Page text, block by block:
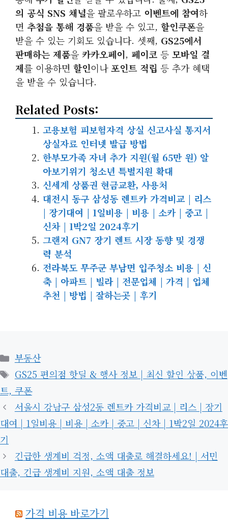
의 공식 SNS 채널을 팔로우하고 이벤트에 참여하
면 추첨을 통해 경품을 받을 수 있고, 할인쿠폰을
받을 수 있는 기회도 있습니다. 셋째, GS25에서
판매하는 제품을카카오페이, 페이코 등 모바일 결
제를 이용하면 할인이나포인트 적립 등 추가 혜택
을 받을 수 있습니다.
Related Posts:
고용보험 피보험자격 상실 신고사실 통지서
상실자료 인터넷 발급 방법
한부모가족 자녀 추가 지원(월 65만 원) 알
아보기위기 청소년 특별지원 확대
신세계 상품권 현금교환, 사용처
대전시 동구 삼성동 렌트카 가격비교 | 리스
| 장기대여 | 1일비용 | 비용 | 소카 | 중고 |
신차 | 1박2일 2024후기
그랜저 GN7 장기 렌트 시장 동향 및 경쟁
력 분석
전라북도 무주군 부남면 입주청소 비용 | 신
축 | 아파트 | 빌라 | 전문업체 | 가격 | 업체
추천 | 방법 | 잘하는곳 | 후기
카
테
고
리
부동산
태
그
GS25 편의점 핫딜 & 행사 정보 | 최신 할인 상품, 이벤
트, 쿠폰
서울시 강남구 삼성2동 렌트카 가격비교 | 리스 | 장기
대여 | 1일비용 | 비용 | 소카 | 중고 | 신차 | 1박2일 2024후
기
긴급한 생계비 걱정, 소액 대출로 해결하세요! | 서민
대출, 긴급 생계비 지원, 소액 대출 정보
가격 비용 바로가기